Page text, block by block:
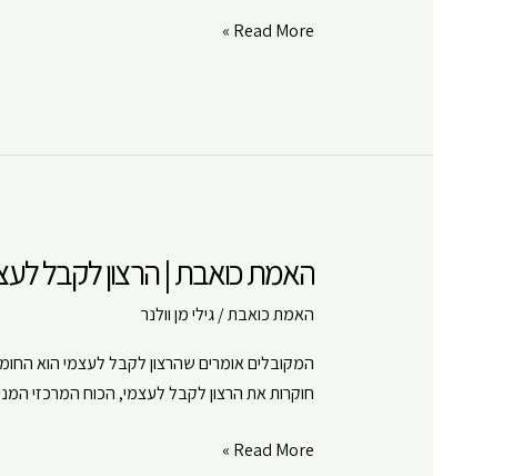
האמת
מייצרת
#
Read More »
האמת כואבת | הרצון לקבל
האמת כואבת/גילי מן וולנר
המקובלים אומרים שהרצון לקבל לעצמי הוא
חוקרות את הרצון לקבל לעצמי, הכוח המרכזי
האמת
Read More »